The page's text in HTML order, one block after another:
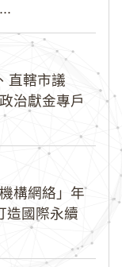
直轄市議
治獻金專戶
構網絡」年
造國際永續